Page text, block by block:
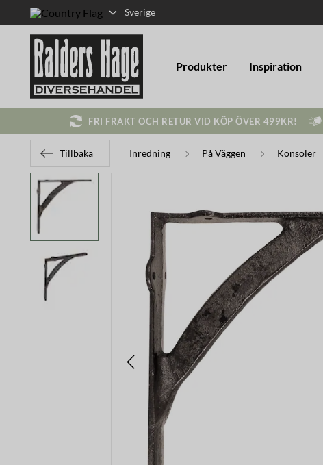
Sverige
Produkter Inspiration
FRI FRAKT OCH RETUR VID KÖP ÖVER 499KR!
Tillbaka Inredning På Väggen Konsoler